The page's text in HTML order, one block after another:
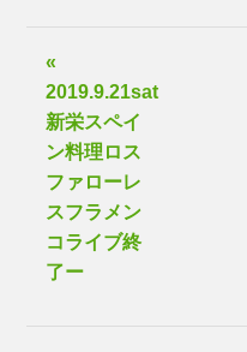
«
2019.9.21sat
新栄スペイ
ン料理ロス
ファローレ
スフラメン
コライブ終
了ー